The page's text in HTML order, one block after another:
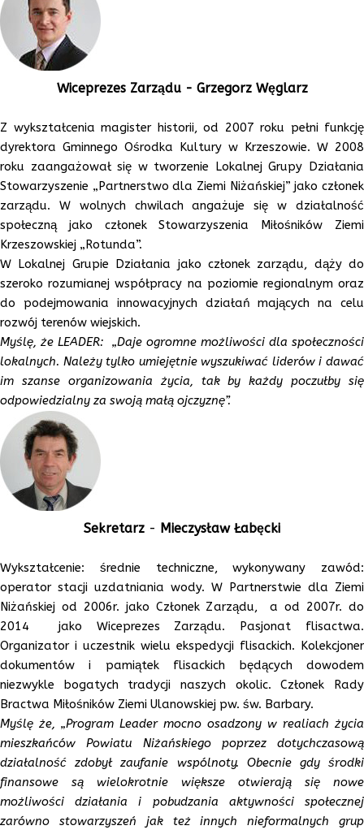
Wiceprezes Zarządu - Grzegorz Węglarz
Z wykształcenia magister historii, od 2007 roku pełni funkcję
dyrektora Gminnego Ośrodka Kultury w Krzeszowie. W 2008
roku zaangażował się w tworzenie Lokalnej Grupy Działania
Stowarzyszenie „Partnerstwo dla Ziemi Niżańskiej” jako członek
zarządu. W wolnych chwilach angażuje się w działalność
społeczną jako członek Stowarzyszenia Miłośników Ziemi
Krzeszowskiej „Rotunda”.
W Lokalnej Grupie Działania jako członek zarządu, dąży do
szeroko rozumianej współpracy na poziomie regionalnym oraz
do podejmowania innowacyjnych działań mających na celu
rozwój terenów wiejskich.
Myślę, że LEADER: „Daje ogromne możliwości dla społeczności
lokalnych. Należy tylko umiejętnie wyszukiwać liderów i dawać
im szanse organizowania życia, tak by każdy poczułby się
odpowiedzialny za swoją małą ojczyznę”.
Sekretarz - Mieczysław Łabęcki
Wykształcenie: średnie techniczne, wykonywany zawód:
operator stacji uzdatniania wody. W Partnerstwie dla Ziemi
Niżańskiej od 2006r. jako Członek Zarządu, a od 2007r. do
2014 jako Wiceprezes Zarządu. Pasjonat flisactwa.
Organizator i uczestnik wielu ekspedycji flisackich. Kolekcjoner
dokumentów i pamiątek flisackich będących dowodem
niezwykle bogatych tradycji naszych okolic. Członek Rady
Bractwa Miłośników Ziemi Ulanowskiej pw. św. Barbary.
Myślę że, „Program Leader mocno osadzony w realiach życia
mieszkańców Powiatu Niżańskiego poprzez dotychczasową
działalność zdobył zaufanie wspólnoty. Obecnie gdy środki
finansowe są wielokrotnie większe otwierają się nowe
możliwości działania i pobudzania aktywności społecznej
zarówno stowarzyszeń jak też innych nieformalnych grup